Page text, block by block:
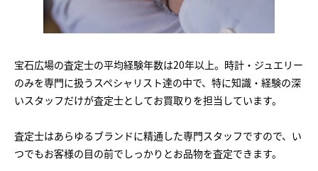
宝石広場の査定士の平均経験年数は20年以上。時計・ジュエリー
のみを専門に扱うスペシャリスト達の中で、特に知識・経験の深
いスタッフだけが査定士としてお買取りを担当しています。
査定士はあらゆるブランドに精通した専門スタッフですので、い
つでもお客様の目の前でしっかりとお品物を査定できます。